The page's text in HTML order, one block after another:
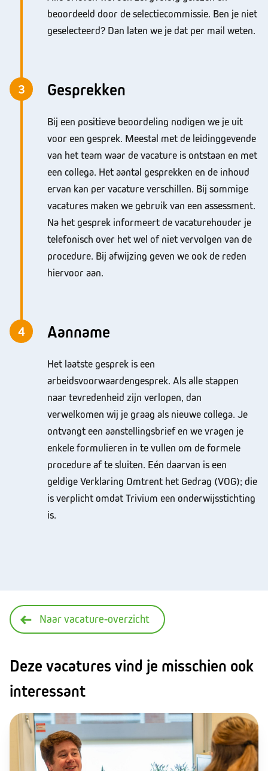
beoordeeld door de selectiecommissie. Ben je niet
geselecteerd? Dan laten we je dat per mail weten.
3 Gesprekken
Bij een positieve beoordeling nodigen we je uit
voor een gesprek. Meestal met de leidinggevende
van het team waar de vacature is ontstaan en met
een collega. Het aantal gesprekken en de inhoud
ervan kan per vacature verschillen. Bij sommige
vacatures maken we gebruik van een assessment.
Na het gesprek informeert de vacaturehouder je
telefonisch over het wel of niet vervolgen van de
procedure. Bij afwijzing geven we ook de reden
hiervoor aan.
4 Aanname
Het laatste gesprek is een
arbeidsvoorwaardengesprek. Als alle stappen
naar tevredenheid zijn verlopen, dan
verwelkomen wij je graag als nieuwe collega. Je
ontvangt een aanstellingsbrief en we vragen je
enkele formulieren in te vullen om de formele
procedure af te sluiten. Eén daarvan is een
geldige Verklaring Omtrent het Gedrag (VOG); die
is verplicht omdat Trivium een onderwijsstichting
is.
Naar vacature-overzicht
Deze vacatures vind je misschien ook
interessant